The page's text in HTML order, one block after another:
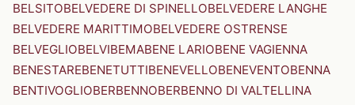
BELSITOBELVEDERE DI SPINELLOBELVEDERE LANGHE
BELVEDERE MARITTIMOBELVEDERE OSTRENSE
BELVEGLIOBELVIBEMABENE LARIOBENE VAGIENNA
BENESTAREBENETUTTIBENEVELLOBENEVENTOBENNA
BENTIVOGLIOBERBENNOBERBENNO DI VALTELLINA